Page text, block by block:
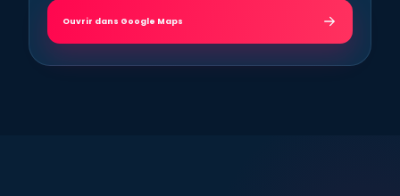
Ouvrir dans Google Maps